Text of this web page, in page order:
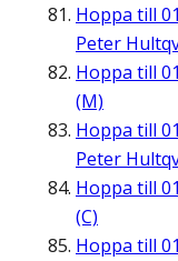
Hoppa till
Peter
Hoppa till
(M)
Hoppa till
Peter
Hoppa till
(C)
Hoppa till